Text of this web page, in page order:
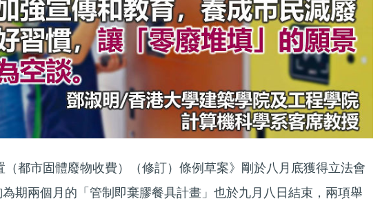
（都市固體廢物收費）（修訂）條例草案》剛於八月底獲得立法會
期兩個月的「管制即棄膠餐具計畫」也於九月八日結束，兩項舉